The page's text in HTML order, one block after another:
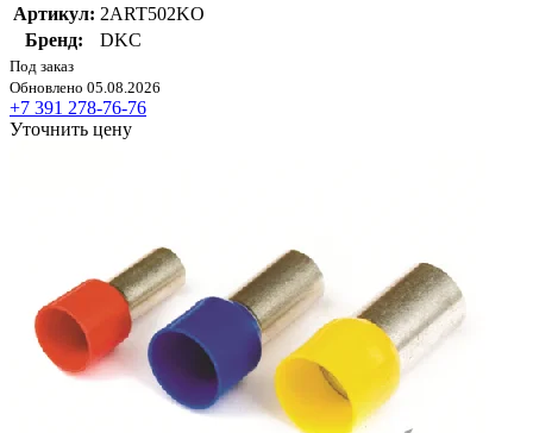
Артикул: 2ART502KO
Бренд:
DKC
Под заказ
Обновлено 05.08.2026
+7 391 278-76-76
Уточнить цену